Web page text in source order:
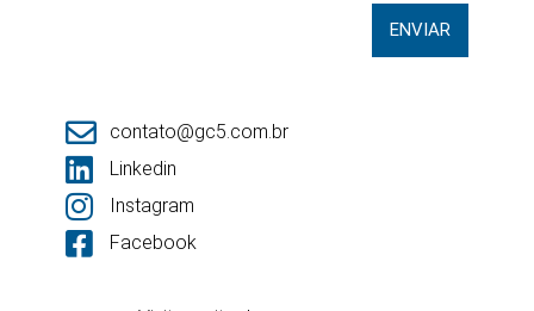
ENVIAR
contato@gc5.com.br
Linkedin
Instagram
Facebook